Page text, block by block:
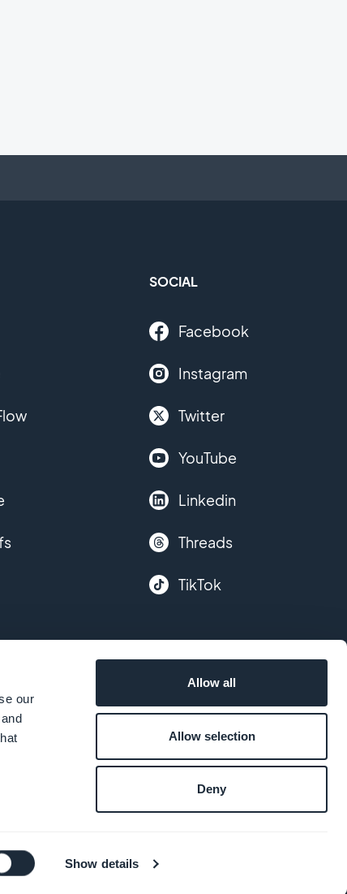
our
Show details
Allow all
Allow selection
Deny
SOCIAL
Facebook
Instagram
Twitter
YouTube
Linkedin
Threads
TikTok